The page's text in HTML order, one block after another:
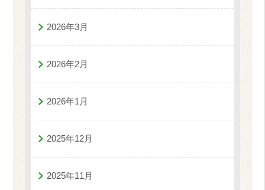
2026年3月
2026年2月
2026年1月
2025年12月
2025年11月